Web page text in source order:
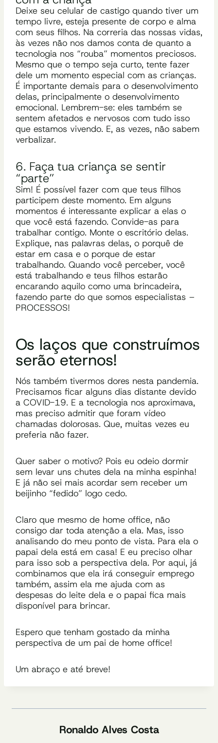
Deixe seu celular de castigo quando tiver um
tempo livre, esteja presente de corpo e alma
com seus filhos. Na correria das nossas vidas,
às vezes não nos damos conta de quanto a
tecnologia nos “rouba” momentos preciosos.
Mesmo que o tempo seja curto, tente fazer
dele um momento especial com as crianças.
É importante demais para o desenvolvimento
delas, principalmente o desenvolvimento
emocional. Lembrem-se: eles também se
sentem afetados e nervosos com tudo isso
que estamos vivendo. E, as vezes, não sabem
verbalizar.
6. Faça tua criança se sentir
“parte”
Sim! É possível fazer com que teus filhos
participem deste momento. Em alguns
momentos é interessante explicar a elas o
que você está fazendo. Convide-as para
trabalhar contigo. Monte o escritório delas.
Explique, nas palavras delas, o porquê de
estar em casa e o porque de estar
trabalhando. Quando você perceber, você
está trabalhando e teus filhos estarão
encarando aquilo como uma brincadeira,
fazendo parte do que somos especialistas –
PROCESSOS!
Os laços que construímos
serão eternos!
Nós também tivermos dores nesta pandemia.
Precisamos ficar alguns dias distante devido
a COVID-19. E a tecnologia nos aproximava,
mas preciso admitir que foram vídeo
chamadas dolorosas. Que, muitas vezes eu
preferia não fazer.
Quer saber o motivo? Pois eu odeio dormir
sem levar uns chutes dela na minha espinha!
E já não sei mais acordar sem receber um
beijinho “fedido” logo cedo.
Claro que mesmo de home office, não
consigo dar toda atenção a ela. Mas, isso
analisando do meu ponto de vista. Para ela o
papai dela está em casa! E eu preciso olhar
para isso sob a perspectiva dela. Por aqui, já
combinamos que ela irá conseguir emprego
também, assim ela me ajuda com as
despesas do leite dela e o papai fica mais
disponível para brincar.
Espero que tenham gostado da minha
perspectiva de um pai de home office!
Um abraço e até breve!
Ronaldo Alves Costa